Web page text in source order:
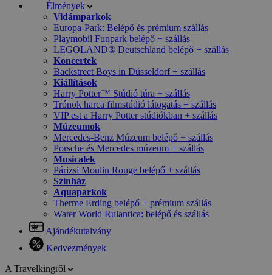
Élmények
Vidámparkok
Europa-Park: Belépő és prémium szállás
Playmobil Funpark belépő + szállás
LEGOLAND® Deutschland belépő + szállás
Koncertek
Backstreet Boys in Düsseldorf + szállás
Kiállítások
Harry Potter™ Stúdió túra + szállás
Trónok harca filmstúdió látogatás + szállás
VIP est a Harry Potter stúdiókban + szállás
Múzeumok
Mercedes-Benz Múzeum belépő + szállás
Porsche és Mercedes múzeum + szállás
Musicalek
Párizsi Moulin Rouge belépő + szállás
Színház
Aquaparkok
Therme Erding belépő + prémium szállás
Water World Rulantica: belépő és szállás
Ajándékutalvány
Kedvezmények
A Travelkingről